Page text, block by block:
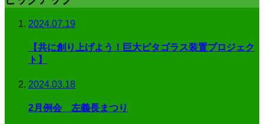
2024.07.19
【共に創り上げよう！巨大ピタゴラス装置プロジェク
ト】
2024.03.18
2月例会 左義長まつり